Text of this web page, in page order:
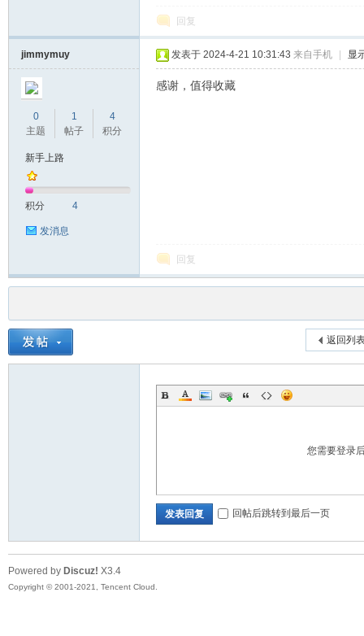
回复
jimmymuy
0
主题
1
帖子
4
积分
新手上路
积分 4
发消息
发表于 2024-4-21 10:31:43 来自手机 显
感谢，值得收藏
回复
返回列
您需要登录
发表回复 回帖后跳转到最后一页
Powered by Discuz! X3.4
Copyright © 2001-2021, Tencent Cloud.